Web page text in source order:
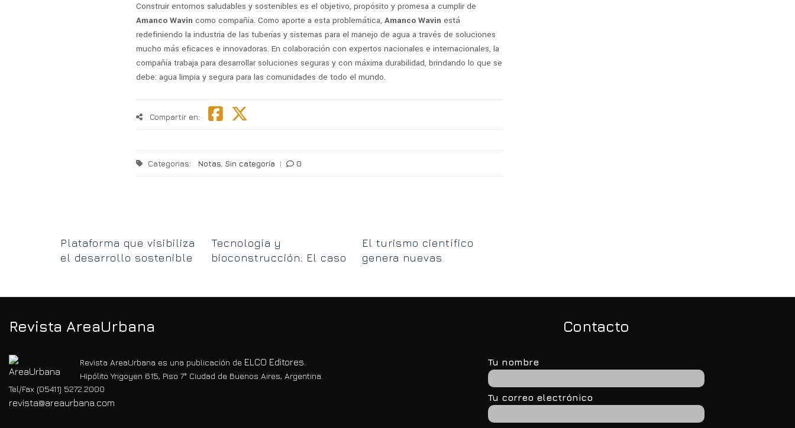
Construir entornos saludables y sostenibles es el objetivo, propósito y promesa a cumplir de
Amanco Wavin como compañía. Como aporte a esta problemática, Amanco Wavin está
redefiniendo la industria de las tuberías y sistemas para el manejo de agua a través de soluciones
mucho más eficaces e innovadoras. En colaboración con expertos nacionales e internacionales, la
compañía trabaja para desarrollar soluciones seguras y con máxima durabilidad, brindando lo que se
debe: agua limpia y segura para las comunidades de todo el mundo.
Compartir en:
Categorias: Notas Sin categoría | 0
Plataforma que visibiliza
el desarrollo sostenible
Tecnología y
bioconstrucción: El caso
El turismo científico
genera nuevas
Revista AreaUrbana
Revista AreaUrbana es una publicación de ELCO Editores.
Hipólito Yrigoyen 615, Piso 7° Ciudad de Buenos Aires, Argentina.
Tel/Fax (05411) 5272.2000
revista@areaurbana.com
Contacto
Tu nombre
Tu correo electrónico